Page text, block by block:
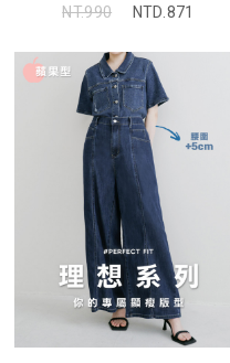
NT.990
NTD.871